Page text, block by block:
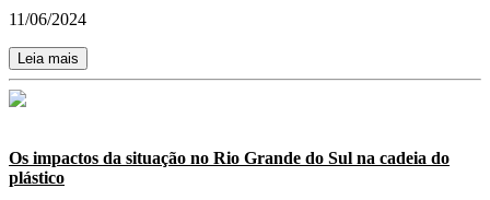
11/06/2024
Leia mais
Os impactos da situação no Rio Grande do Sul na cadeia do
plástico